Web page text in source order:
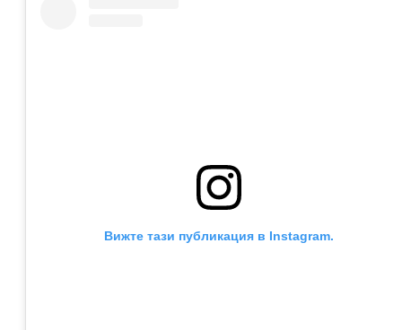
Вижте тази публикация в Instagram.